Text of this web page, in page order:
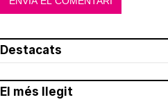
Pasaportes que abren puertas
¿está el tuyo?